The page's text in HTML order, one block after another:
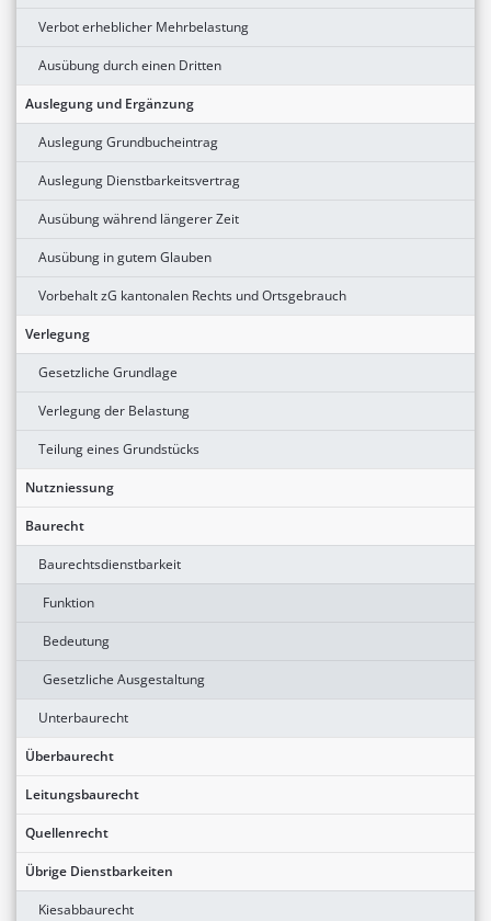
Verbot erheblicher Mehrbelastung
Ausübung durch einen Dritten
Auslegung und Ergänzung
Auslegung Grundbucheintrag
Auslegung Dienstbarkeitsvertrag
Ausübung während längerer Zeit
Ausübung in gutem Glauben
Vorbehalt zG kantonalen Rechts und Ortsgebrauch
Verlegung
Gesetzliche Grundlage
Verlegung der Belastung
Teilung eines Grundstücks
Nutzniessung
Baurecht
Baurechtsdienstbarkeit
Funktion
Bedeutung
Gesetzliche Ausgestaltung
Unterbaurecht
Überbaurecht
Leitungsbaurecht
Quellenrecht
Übrige Dienstbarkeiten
Kiesabbaurecht